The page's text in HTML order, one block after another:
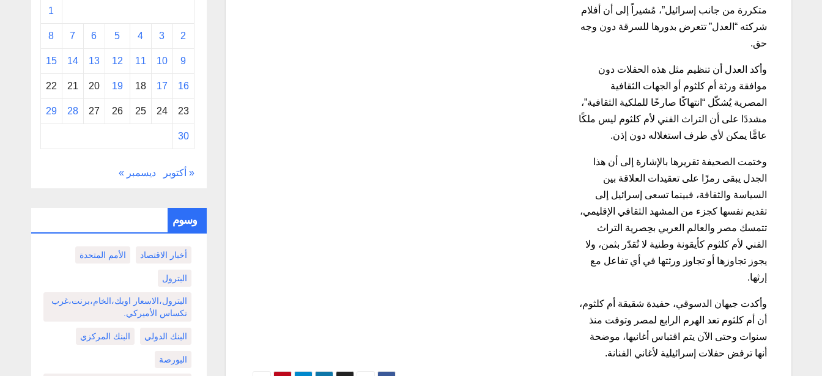
متكررة من جانب إسرائيل”، مُشيراً إلى أن أفلام
شركته “العدل” تتعرض بدورها للسرقة دون وجه
حق.
وأكد العدل أن تنظيم مثل هذه الحفلات دون
موافقة ورثة أم كلثوم أو الجهات الثقافية
المصرية يُشكّل “انتهاكًا صارخًا للملكية الثقافية”،
مشددًا على أن التراث الفني لأم كلثوم ليس ملكًا
عامًّا يمكن لأي طرف استغلاله دون إذن.
وختمت الصحيفة تقريرها بالإشارة إلى أن هذا
الجدل يبقى رمزًا على تعقيدات العلاقة بين
السياسة والثقافة، فبينما تسعى إسرائيل إلى
تقديم نفسها كجزء من المشهد الثقافي الإقليمي،
تتمسك مصر والعالم العربي بحِصرية التراث
الفني لأم كلثوم كأيقونة وطنية لا تُقدّر بثمن، ولا
يجوز تجاوزها أو تجاوز ورثتها في أي تفاعل مع
إرثها.
وأكدت جيهان الدسوقي، حفيدة شقيقة أم كلثوم،
أن أم كلثوم تعد الهرم الرابع لمصر وتوفت منذ
سنوات وحتى الآن يتم اقتباس أغانيها، موضحة
أنها ترفض حفلات إسرائيلية لأغاني الفنانة.
1
2
3
4
5
6
7
8
9
10
11
12
13
14
15
16
17
18
19
20
21
22
23
24
25
26
27
28
29
30
« أكتوبر ديسمبر »
وسوم
أخبار الاقتصاد الأمم المتحدة
البترول
البترول،الاسعار اوبك،الخام،برنت،غرب
تكساس الأميركي.
البنك الدولي البنك المركزي
البورصة